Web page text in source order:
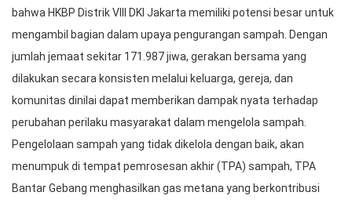
bahwa HKBP Distrik VIII DKI Jakarta memiliki potensi besar untuk
mengambil bagian dalam upaya pengurangan sampah. Dengan
jumlah jemaat sekitar 171.987 jiwa, gerakan bersama yang
dilakukan secara konsisten melalui keluarga, gereja, dan
komunitas dinilai dapat memberikan dampak nyata terhadap
perubahan perilaku masyarakat dalam mengelola sampah.
Pengelolaan sampah yang tidak dikelola dengan baik, akan
menumpuk di tempat pemrosesan akhir (TPA) sampah, TPA
Bantar Gebang menghasilkan gas metana yang berkontribusi